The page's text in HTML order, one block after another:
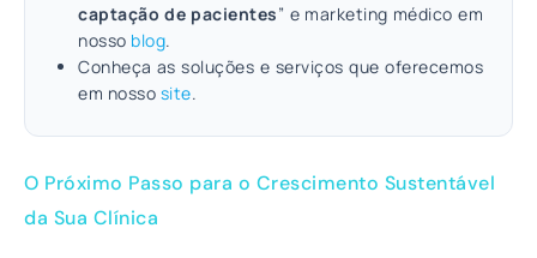
captação de pacientes” e marketing médico em
nosso blog.
Conheça as soluções e serviços que oferecemos
em nosso site.
O Próximo Passo para o Crescimento Sustentável
da Sua Clínica